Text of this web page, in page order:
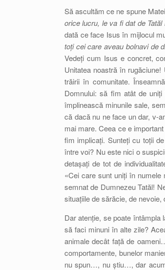
Să ascultăm ce ne spune
orice lucru, le va fi dat de
dată ce face Isus în mijlocul
toți cei care aveau bolnavi de
Vedeți cum Isus e concret,
Unitatea noastră în
trăirii în comunitate.
Domnului: să fim atât de
împlinească minunile sale,
că dacă nu ne face un dar, v-
mai mare. Ceea ce e
fim implicați. Sunteți cu toții
între voi? Nu este nici o
detașați de tot de
«Cei care sunt uniți în
semnat de Dumnezeu Tatăl!
situațiile de sărăcie, de
Dar atenție, se poate întâmpla
să faci minuni în alte zile?
animale decât față de
comportamente, bunelor
nu spun…, nu știu…, dar